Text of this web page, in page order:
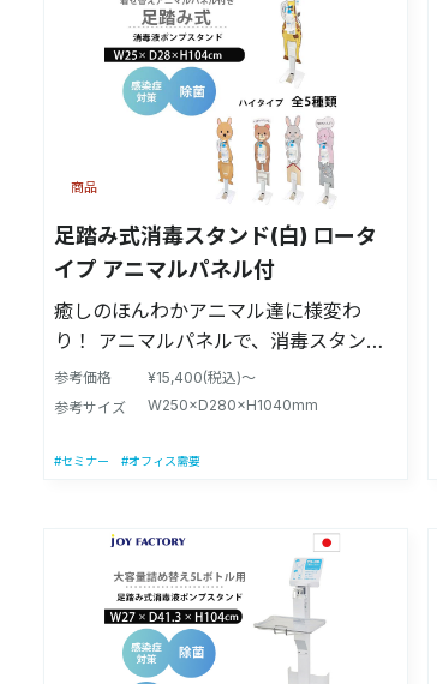
92cm) 【商品重量】約4.5kg(※消毒液
は含みません) 【材質】スチール製(ペ
ダル：ステンレス) 【製造国】日本製
【付属品】本体1個、POPシルク印刷看
板、ポンプ固定用マジックテープ、受
け皿、組立用工具、ペダル用シール ※
本製品に薬液及びポンプは付属しませ
ん。 ※製品の改良により、予告なく変
更する場合があります。 注意事項：モ
える場合がございます。
足踏み式消毒スタンド(白) ロータ
イプ アニマルパネル付
癒しのほんわかアニマル達に様変わ
り！ アニマルパネルで、消毒スタンド
を可愛く着せ替え！ 足踏みペダルを踏
むだけでポンプに触れることなく消毒
1689239号(D-PAT) 【適合ボトルサイ
ズ】(看板含む)：幅25cm×奥行28cm×
高さ104cm/(看板なし：高さ約92cm)
【着せ替えアニマルパネルサイズ】
7mm厚×幅25cm×高さ92.5cm/(折り畳
んだ状態：高さ約64cm) 【商品重量】
参考価格
¥15,400(税込)～
参考サイズ
W250×D280×H1040mm
商品
#セミナー #オフィス需要